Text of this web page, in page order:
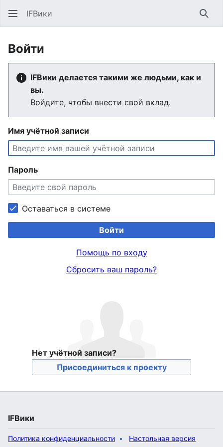
IFВики
Войти
IFВики делается такими же людьми, как и
вы.
Войдите, чтобы внести свой вклад.
Имя учётной записи
Пароль
Оставаться в системе
Войти
Помощь по входу
Сбросить ваш пароль?
Нет учётной записи?
Присоединиться к проекту
IFВики
Политика конфиденциальности Настольная версия